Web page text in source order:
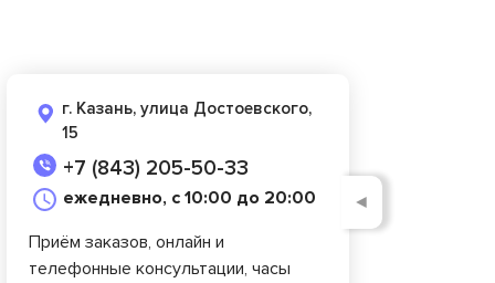
г. Казань, улица Достоевского,
15
+7 (843) 205-50-33
ежедневно, с 10:00 до 20:00
Приём заказов, онлайн и
телефонные консультации, часы
◄